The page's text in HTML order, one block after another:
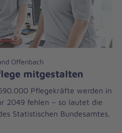
Offenbach
mitgestalten
Pflegekräfte werden in
2049 fehlen – so lautet die
Statistischen Bundesamtes.